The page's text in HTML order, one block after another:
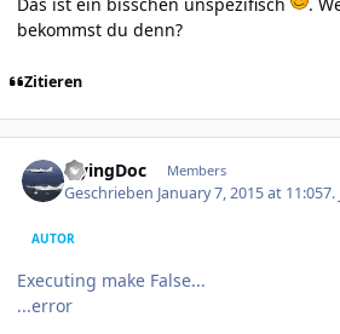
bekommst du denn?
Zitieren
FlyingDoc Members
Geschrieben January 7, 2015 at 11:057.
AUTOR
Executing make False...
...error